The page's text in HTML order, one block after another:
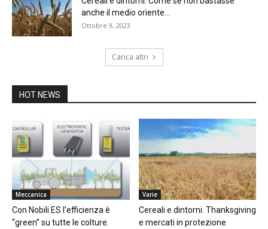
anche il medio oriente...
Ottobre 9, 2023
Carica altri
HOT NEWS
Meccanica
Con Nobili ES l’efficienza è
“green” su tutte le colture.
Varie
Cereali e dintorni. Thanksgiving
e mercati in protezione